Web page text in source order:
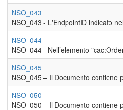
NSO_043
NSO_043 - L'EndpointID indicato
NSO_044
NSO_044 - Nell’elemento
NSO_045
NSO_045 – Il Documento contiene
NSO_050
NSO_050 – Il Documento contiene